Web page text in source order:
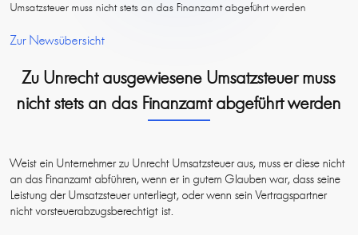
Umsatzsteuer muss nicht stets an das Finanzamt abgeführt werden
Zur Newsübersicht
Zu Unrecht ausgewiesene Umsatzsteuer muss
nicht stets an das Finanzamt abgeführt werden
Weist ein Unternehmer zu Unrecht Umsatzsteuer aus, muss er diese nicht
an das Finanzamt abführen, wenn er in gutem Glauben war, dass seine
Leistung der Umsatzsteuer unterliegt, oder wenn sein Vertragspartner
nicht vorsteuerabzugsberechtigt ist.